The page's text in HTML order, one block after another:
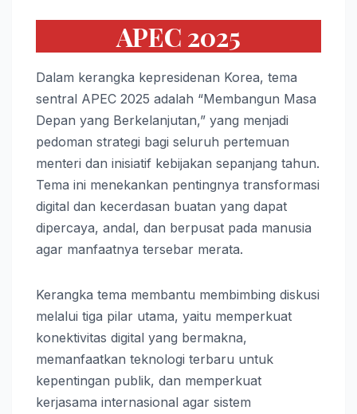
APEC 2025
Dalam kerangka kepresidenan Korea, tema
sentral APEC 2025 adalah “Membangun Masa
Depan yang Berkelanjutan,” yang menjadi
pedoman strategi bagi seluruh pertemuan
menteri dan inisiatif kebijakan sepanjang tahun.
Tema ini menekankan pentingnya transformasi
digital dan kecerdasan buatan yang dapat
dipercaya, andal, dan berpusat pada manusia
agar manfaatnya tersebar merata.
Kerangka tema membantu membimbing diskusi
melalui tiga pilar utama, yaitu memperkuat
konektivitas digital yang bermakna,
memanfaatkan teknologi terbaru untuk
kepentingan publik, dan memperkuat
kerjasama internasional agar sistem